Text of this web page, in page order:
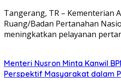
Tangerang, TR – Kementerian
Ruang/Badan Pertanahan
meningkatkan pelayanan
Menteri Nusron Minta Kanwil
Perspektif Masyarakat dalam